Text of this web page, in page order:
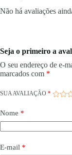
Não há avaliações
Seja o primeiro a
O seu endereço de e-
marcados com *
SUA AVALIAÇÃO *
Nome *
E-mail *